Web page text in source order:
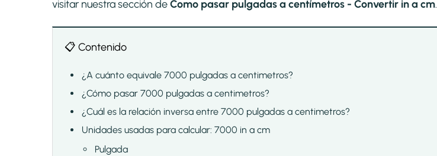
visitar nuestra sección deComo pasar pulgadas a centímetros - Convertir in a cm.
📋 Contenido
¿A cuánto equivale 7000 pulgadas a centimetros?
¿Cómo pasar 7000 pulgadas a centimetros?
¿Cuál es la relación inversa entre 7000 pulgadas a centimetros?
Unidades usadas para calcular: 7000 in a cm
Pulgada